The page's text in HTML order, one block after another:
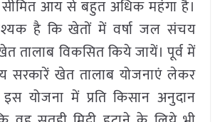
आय से बहुत अधिक महंगा है।
है कि खेतों में वर्षा जल संचय
तालाब विकसित किये जायें। पूर्व में
सरकारें खेत तालाब योजनाएं लेकर
योजना में प्रति किसान अनुदान